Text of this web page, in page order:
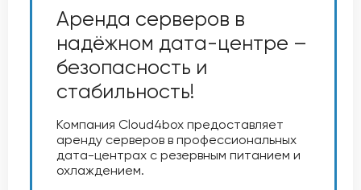
Аренда серверов в
надёжном дата-центре –
безопасность и
стабильность!
Компания Cloud4box предоставляет
аренду серверов в профессиональных
дата-центрах с резервным питанием и
охлаждением.